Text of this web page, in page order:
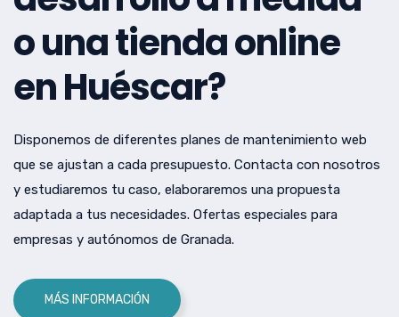
o una tienda online
en Huéscar?
Disponemos de diferentes planes de mantenimiento web
que se ajustan a cada presupuesto. Contacta con nosotros
y estudiaremos tu caso, elaboraremos una propuesta
adaptada a tus necesidades. Ofertas especiales para
empresas y autónomos de Granada.
MÁS INFORMACIÓN